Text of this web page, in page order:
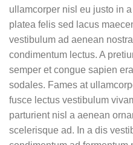
ullamcorper nisl eu justo in
platea felis sed lacus
vestibulum ad aenean
condimentum lectus. A
semper et congue sapien
sodales. Fames at
fusce lectus vestibulum
parturient nisl a aenean
scelerisque ad. In a dis